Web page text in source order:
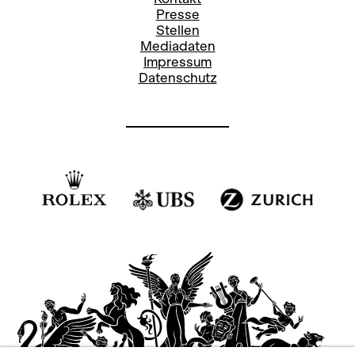
Presse
Stellen
Mediadaten
Impressum
Datenschutz